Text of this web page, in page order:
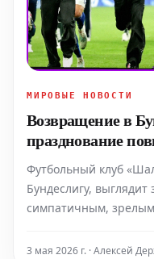
МИРОВЫЕ НОВОСТИ
Возвращение в
празднование
отличается стилем
Футбольный клуб
Бундеслигу,
симпатичным,
субботнее
3 мая 2026 г. · Алексей